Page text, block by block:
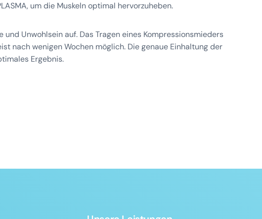
um die Muskeln optimal hervorzuheben.
Unwohlsein auf. Das Tragen eines Kompressionsmieders
nach wenigen Wochen möglich. Die genaue Einhaltung der
Ergebnis.